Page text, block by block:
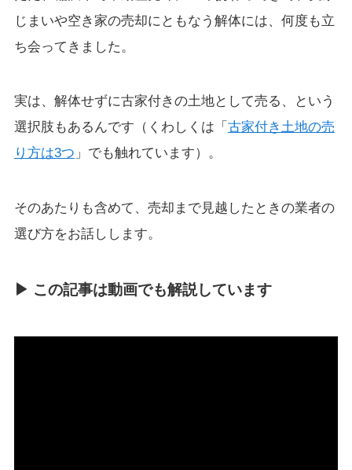
じまいや空き家の売却にともなう解体には、何度も立
ち会ってきました。
実は、解体せずに古家付きの土地として売る、という
選択肢もあるんです（くわしくは「 古家付き土地の売
り方は3つ 」でも触れています）。
そのあたりも含めて、売却まで見越したときの業者の
選び方をお話しします。
▶ この記事は動画でも解説しています